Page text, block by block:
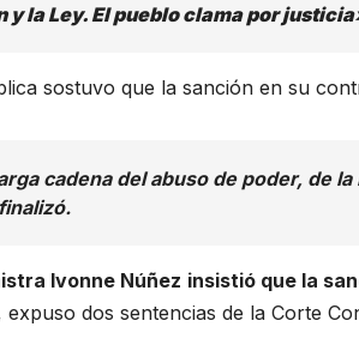
y la Ley. El pueblo clama por
sostuvo que la sanción en su
cadena del abuso de poder, de
Ivonne Núñez insistió que la
expuso dos sentencias de la Corte